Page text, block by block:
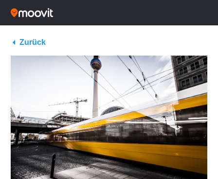
Zurück